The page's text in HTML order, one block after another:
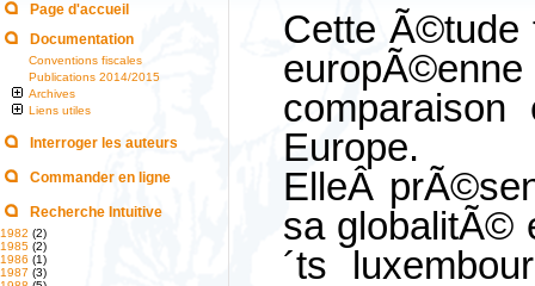
Page d'accueil
Documentation
Conventions fiscales
Publications 2014/2015
Archives
Liens utiles
Interroger les auteurs
Commander en ligne
Recherche Intuitive
1982 (2)
1985 (2)
1986 (1)
1987 (3)
Cette
Europe.
ElleÂ
sa globalitÃ©
´ts